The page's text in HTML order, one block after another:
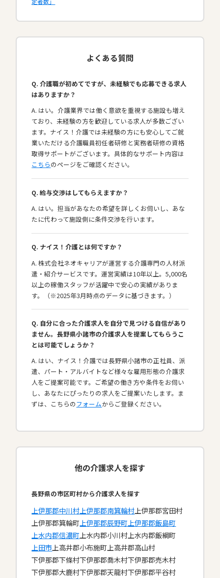
よくある質問
Q. 介護職が初めてですが、未経験でも応募できる求人
はありますか？
A. はい。介護業界では働く意欲を重視する施設も増え
ており、未経験の方を歓迎している求人が多数ござい
ます。ナイス！介護では未経験の方にも安心してご就
業いただける介護職員初任者研修と実務者研修の資格
取得サポートがございます。具体的なサポート内容は
こちらのページをご確認ください。
Q. 給与交渉はしてもらえますか？
A. はい。担当があなたの希望を詳しくお伺いし、あな
たに代わって施設側に条件交渉を行います。
Q. ナイス！介護とは何ですか？
A. 株式会社ネオキャリアが運営する介護専門の人材派
遣・紹介サービスです。運営実績は10年以上。5,000名
以上の稼働スタッフが活躍中で安心の実績がありま
す。（※2025年3月時点のデータに基づきます。）
Q. 自分に合った介護求人を自分で見つける自信があり
ません。長野県小諸市の介護求人を提案してもらうこ
とは可能でしょうか？
A. はい、ナイス！介護では長野県小諸市の正社員、派
遣、パート・アルバイトなど様々な雇用形態の介護求
人をご提案可能です。ご希望の働き方や条件をお伺い
し、あなたにぴったりの求人をご提案いたします。ま
ずは、こちらのフォームからご登録ください。
他の介護求人を探す
長野県の市区町村から介護求人を探す
上伊那郡中川村上伊那郡南箕輪村上伊那郡宮田村
上伊那郡箕輪町上伊那郡辰野町上伊那郡飯島町
上水内郡信濃町上水内郡小川村上水内郡飯綱町
上田市上高井郡小布施町上高井郡高山村
下伊那郡下條村下伊那郡喬木村下伊那郡売木村
下伊那郡大鹿村下伊那郡天龍村下伊那郡平谷村